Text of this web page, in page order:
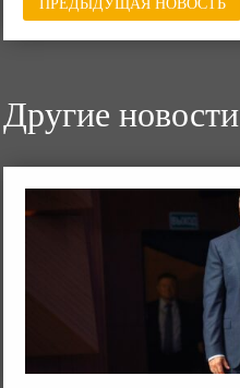
ПРЕДЫДУЩАЯ НОВОСТЬ
Другие новости